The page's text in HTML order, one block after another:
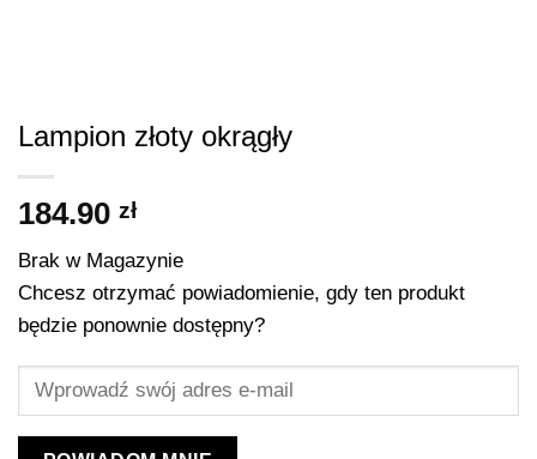
Lampion złoty okrągły
184.90 zł
Brak w Magazynie
Chcesz otrzymać powiadomienie, gdy ten produkt
będzie ponownie dostępny?